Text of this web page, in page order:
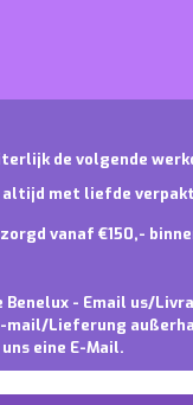
de volgende
altijd met liefde verpakt
vanaf €150,-
- Email us/
mail/Lieferung
eine E-Mail.